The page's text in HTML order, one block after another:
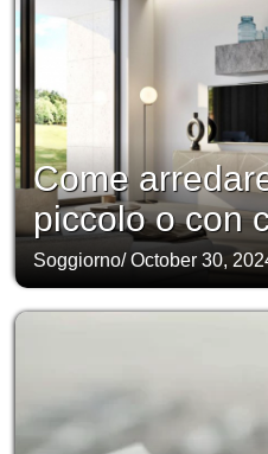
Come
piccolo o con
Soggiorno/October 30,